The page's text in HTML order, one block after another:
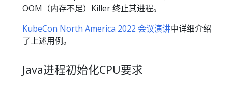
OOM（内存不足）Killer 终止其进程。
KubeCon North America 2022 会议演讲中详细介绍
了上述用例。
Java进程初始化CPU要求